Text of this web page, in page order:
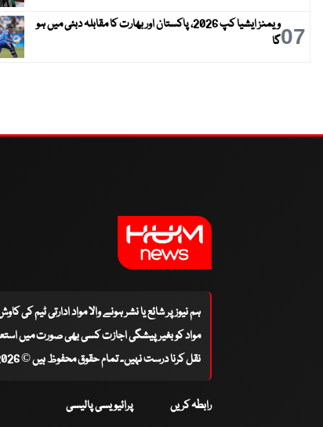
07
ویمنز ایشیا کپ 2026، پاکستان اور بھارت کا مقابلہ دبئی میں ہو
گا
ہم نیوز پر شائع یا نشر ہونے والا مواد ادارتی ٹیم کی
مواد کو بغیر پیشگی اجازت کسی بھی صورت میں
نقل کرنا درست نہیں۔ تمام حقوق محفوظ ہیں © 2026
رابطہ کریں پرائیویسی پالیسی